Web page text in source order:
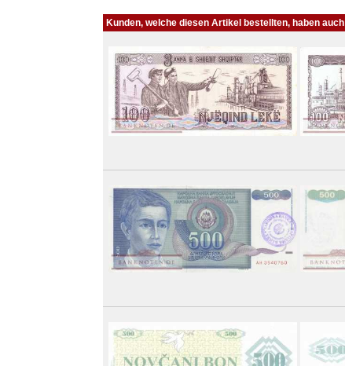
Kunden, welche diesen Artikel bestellten, haben